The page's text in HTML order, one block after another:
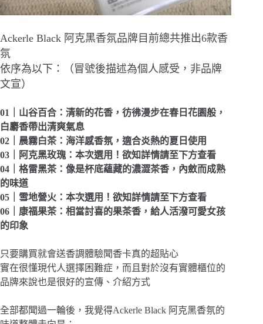
Ackerle Black 阿克黑香氛品牌目前總共推出6款香
氛
依序為以下：（冒號後描述為個人感受，非品牌
文宣）
01｜山谷百合：清新的花香，彷彿漫步在春日花園般，
白麝香帶出清爽氣息
02｜晨霧白茶：海洋感香氛，適合炎熱的夏日使用
03｜阿克黑玫瑰：本次選用！欲知詳情請至下方查看
04｜格雷黑茶：像是杯底蘊藏的濃澀茶香，內斂而成熟
的味道
05｜雪地營火：本次選用！欲知詳情請至下方查看
06｜康福果茶：相當討喜的果茶香，給人活潑可愛女孩
的印象
只要購買就會送香調體驗聞香卡真的超貼心
實在很懂現代人選擇困難症，而且對於沒有實體櫃位的
品牌來說也是很好的宣傳、介紹方式
全部都聞過一輪後，我覺得Ackerle Black 阿克黑香氛的